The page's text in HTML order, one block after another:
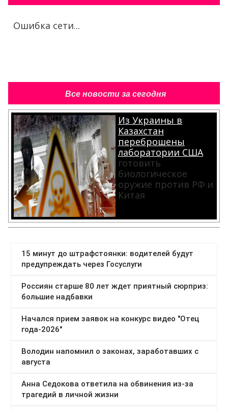
Ошибка сети...
Все новости за сегодня
Из Украины в
Казахстан
переброшены
лаборатории США
готовить
биологическое
оружие против РФ и
Китая